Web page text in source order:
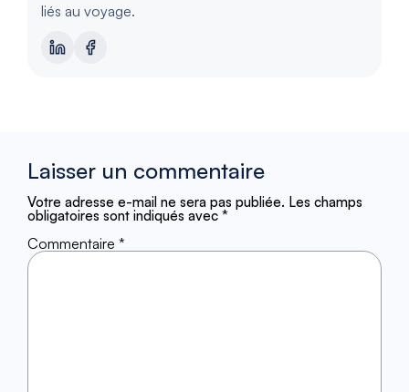
liés au voyage.
Laisser un commentaire
Votre adresse e-mail ne sera pas publiée. Les champs
obligatoires sont indiqués avec *
Commentaire *